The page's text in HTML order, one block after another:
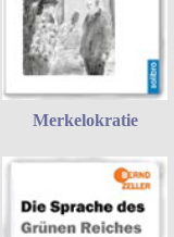
Merkelokratie